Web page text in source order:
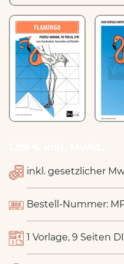
inkl. gesetzlicher
Bestell-Nummer:
1 Vorlage, 9 Seiten